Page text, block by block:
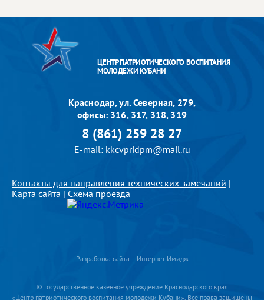
ЦЕНТР ПАТРИОТИЧЕСКОГО ВОСПИТАНИЯ
МОЛОДЕЖИ КУБАНИ
Краснодар, ул. Северная, 279,
офисы: 316, 317, 318, 319
8 (861) 259 28 27
E-mail: kkcvpridpm@mail.ru
Контакты для направления технических замечаний |
Карта сайта | Схема проезда
© Государственное казенное учреждение Краснодарского края
«Центр патриотического воспитания молодежи Кубани». Все права защищены
Разработка сайта – Интернет-Имидж